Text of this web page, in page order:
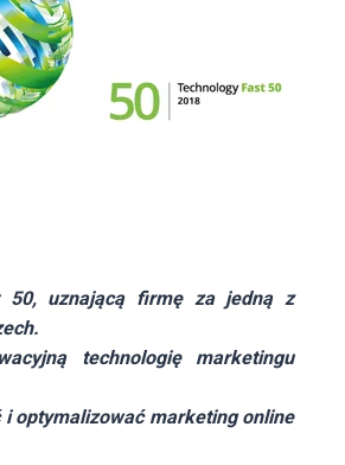
50, uznającą firmę za jedną z
technologię marketingu
optymalizować marketing online